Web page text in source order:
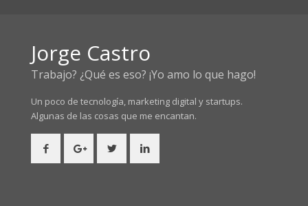
Jorge Castro
Trabajo? ¿Qué es eso? ¡Yo amo lo que hago!
Un poco de tecnología, marketing digital y startups.
Algunas de las cosas que me encantan.